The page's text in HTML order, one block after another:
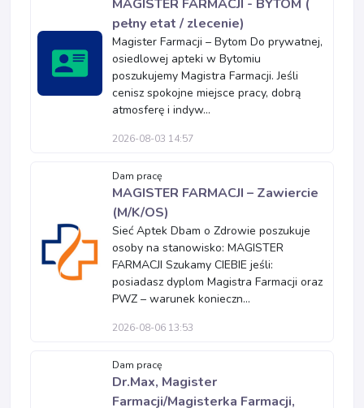
MAGISTER FARMACJI - BYTOM (
pełny etat / zlecenie)
Magister Farmacji – Bytom Do prywatnej,
osiedlowej apteki w Bytomiu
poszukujemy Magistra Farmacji. Jeśli
cenisz spokojne miejsce pracy, dobrą
atmosferę i indyw...
2026-08-03 14:57
Dam pracę
MAGISTER FARMACJI – Zawiercie
(M/K/OS)
Sieć Aptek Dbam o Zdrowie poszukuje
osoby na stanowisko: MAGISTER
FARMACJI Szukamy CIEBIE jeśli:
posiadasz dyplom Magistra Farmacji oraz
PWZ – warunek konieczn...
2026-08-06 13:53
Dam pracę
Dr.Max, Magister
Farmacji/Magisterka Farmacji,